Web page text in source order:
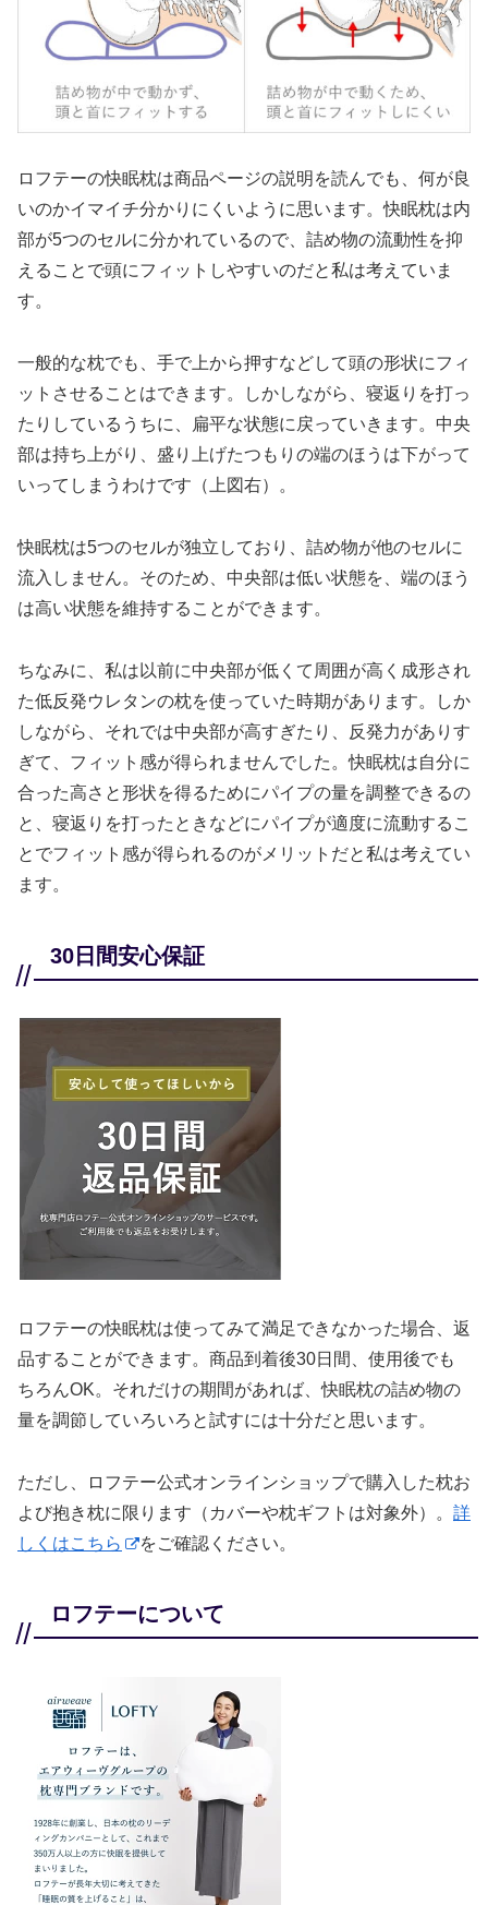
ロフテーの快眠枕は商品ページの説明を読んでも、何が良
いのかイマイチ分かりにくいように思います。快眠枕は内
部が5つのセルに分かれているので、詰め物の流動性を抑
えることで頭にフィットしやすいのだと私は考えていま
す。
一般的な枕でも、手で上から押すなどして頭の形状にフィ
ットさせることはできます。しかしながら、寝返りを打っ
たりしているうちに、扁平な状態に戻っていきます。中央
部は持ち上がり、盛り上げたつもりの端のほうは下がって
いってしまうわけです（上図右）。
快眠枕は5つのセルが独立しており、詰め物が他のセルに
流入しません。そのため、中央部は低い状態を、端のほう
は高い状態を維持することができます。
ちなみに、私は以前に中央部が低くて周囲が高く成形され
た低反発ウレタンの枕を使っていた時期があります。しか
しながら、それでは中央部が高すぎたり、反発力がありす
ぎて、フィット感が得られませんでした。快眠枕は自分に
合った高さと形状を得るためにパイプの量を調整できるの
と、寝返りを打ったときなどにパイプが適度に流動するこ
とでフィット感が得られるのがメリットだと私は考えてい
ます。
30日間安心保証
ロフテーの快眠枕は使ってみて満足できなかった場合、返
品することができます。商品到着後30日間、使用後でも
ちろんOK。それだけの期間があれば、快眠枕の詰め物の
量を調節していろいろと試すには十分だと思います。
ただし、ロフテー公式オンラインショップで購入した枕お
よび抱き枕に限ります（カバーや枕ギフトは対象外）。 詳
しくはこちら
をご確認ください。
ロフテーについて